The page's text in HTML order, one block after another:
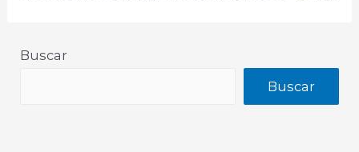
Buscar
Buscar